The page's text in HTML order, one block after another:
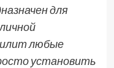
для
любые
установить